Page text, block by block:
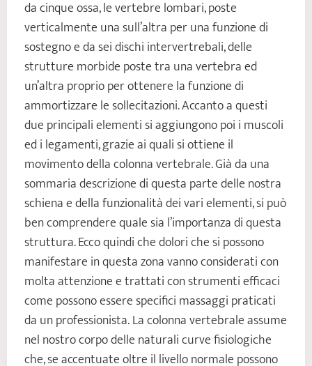
da cinque ossa, le vertebre lombari, poste
verticalmente una sull’altra per una funzione di
sostegno e da sei dischi intervertrebali, delle
strutture morbide poste tra una vertebra ed
un’altra proprio per ottenere la funzione di
ammortizzare le sollecitazioni. Accanto a questi
due principali elementi si aggiungono poi i muscoli
ed i legamenti, grazie ai quali si ottiene il
movimento della colonna vertebrale. Già da una
sommaria descrizione di questa parte delle nostra
schiena e della funzionalità dei vari elementi, si può
ben comprendere quale sia l’importanza di questa
struttura. Ecco quindi che dolori che si possono
manifestare in questa zona vanno considerati con
molta attenzione e trattati con strumenti efficaci
come possono essere specifici massaggi praticati
da un professionista. La colonna vertebrale assume
nel nostro corpo delle naturali curve fisiologiche
che, se accentuate oltre il livello normale possono